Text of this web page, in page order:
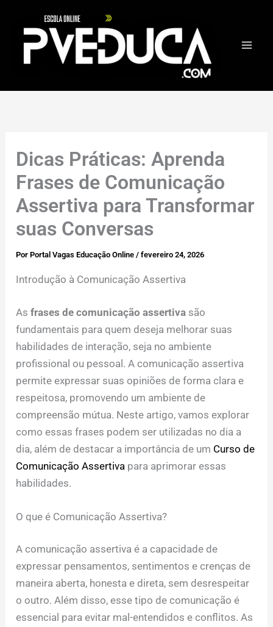
Dicas Práticas: Aprenda
Frases de Comunicação
Assertiva para Transformar
suas Conversas
PorPortal Vagas Educação Online/fevereiro 24, 2026
Introdução à Comunicação Assertiva
Asfrases de comunicação assertiva são
fundamentais para quem deseja melhorar suas
habilidades de interação, seja no ambiente
profissional ou pessoal. A comunicação assertiva
permite expressar suas opiniões de forma clara e
respeitosa, promovendo um ambiente de
compreensão mútua. Neste artigo, vamos explorar
como essas frases podem ser utilizadas no dia a
dia, além de destacar a importância de um Curso de
Comunicação Assertiva para aprimorar essas
habilidades.
O que é Comunicação Assertiva?
A comunicação assertiva é a capacidade de
expressar pensamentos, sentimentos e crenças de
maneira aberta, honesta e direta, sem desrespeitar
o outro. Além disso, esse tipo de comunicação é
essencial para evitar mal-entendidos e conflitos. As